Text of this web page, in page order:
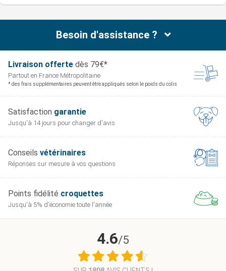
Besoin d'assistance ?
Livraison offerte dès 79€*
Partout en France Métropolitaine
* des frais supplémentaires peuvent être appliqués selon le poids du colis
Satisfaction garantie
Jusqu'à 14 jours pour changer d'avis
Conseils vétérinaires
Réponses sur mesure à vos questions
Points fidélité croquettes
Jusqu'à 5% d'économie toute l'année
4.6/5